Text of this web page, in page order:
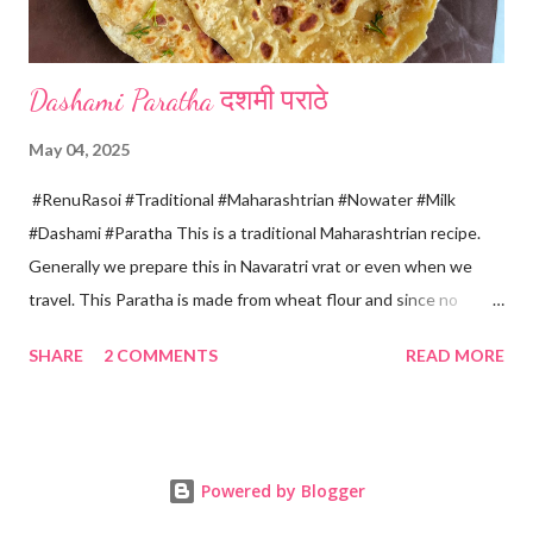
Dashami Paratha दशमी पराठे
May 04, 2025
#RenuRasoi #Traditional #Maharashtrian #Nowater #Milk
#Dashami #Paratha This is a traditional Maharashtrian recipe.
Generally we prepare this in Navaratri vrat or even when we
travel. This Paratha is made from wheat flour and since no
flaky. Easy to prepare ... Goes very well with spicy veg
rolling... *Ghee...2-3 tsp *Dry wheat flour... 3 tsp For roasting
SHARE 2 COMMENTS READ MORE
Powered by Blogger